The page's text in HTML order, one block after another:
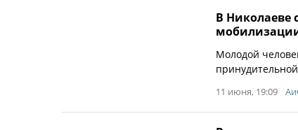
В Николаеве
Молодой
11 июня, 19:09